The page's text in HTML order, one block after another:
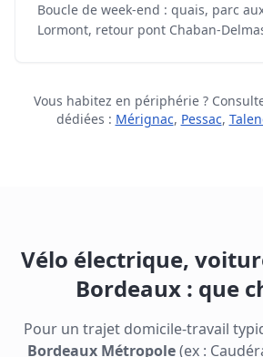
Boucle de week-end : quais, parc
Lormont, retour pont Chaban-
Vous habitez en périphérie ?
dédiées : Mérignac, Pessac,
Vélo électrique,
Bordeaux : que
Pour un trajet domicile-travail
Bordeaux Métropole(ex :